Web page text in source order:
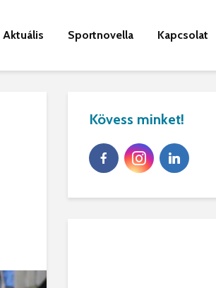
Aktuális Sportnovella Kapcsolat
Kövess minket!